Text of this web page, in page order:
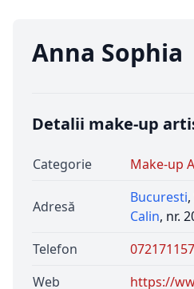
Anna Sophia
Detalii make-up
Categorie Make-up
Adresă
Bucuresti,
Calin, nr.
Telefon
Web
https://